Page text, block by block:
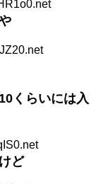
くらいには入
ど